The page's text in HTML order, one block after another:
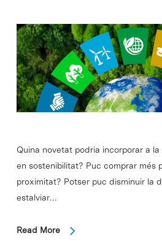
Quina novetat podria incorporar a
en sostenibilitat? Puc comprar més
proximitat? Potser puc disminuir la
estalviar…
Read More